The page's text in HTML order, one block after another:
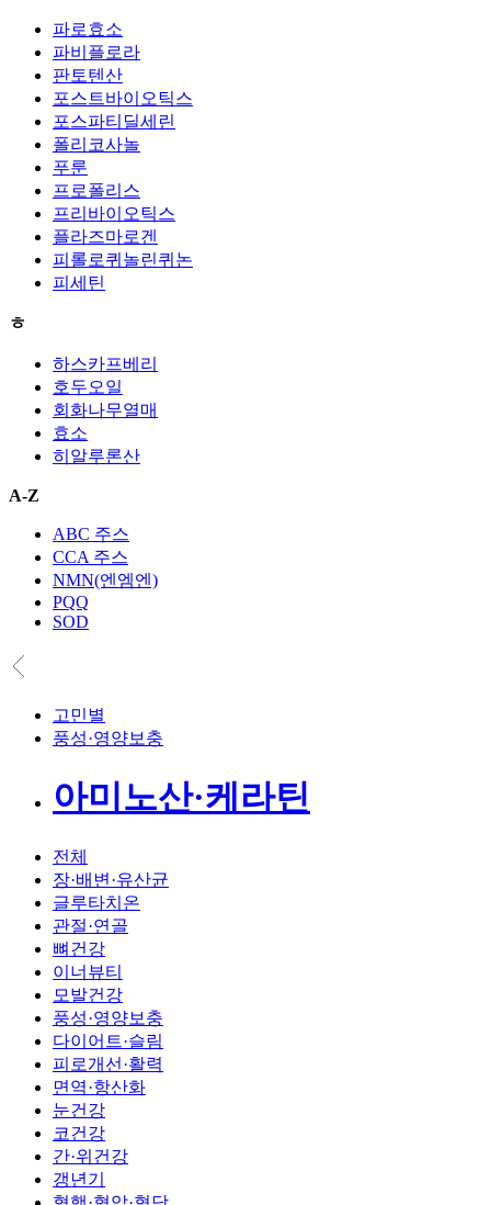
파로효소
파비플로라
판토텐산
포스트바이오틱스
포스파티딜세린
폴리코사놀
푸룬
프로폴리스
프리바이오틱스
플라즈마로겐
피롤로퀴놀린퀴논
피세틴
ㅎ
하스카프베리
호두오일
회화나무열매
효소
히알루론산
A-Z
ABC 주스
CCA 주스
NMN(엔엠엔)
PQQ
SOD
고민별
풍성·영양보충
아미노산·케라틴
전체
장·배변·유산균
글루타치온
관절·연골
뼈건강
이너뷰티
모발건강
풍성·영양보충
다이어트·슬림
피로개선·활력
면역·항산화
눈건강
코건강
간·위건강
갱년기